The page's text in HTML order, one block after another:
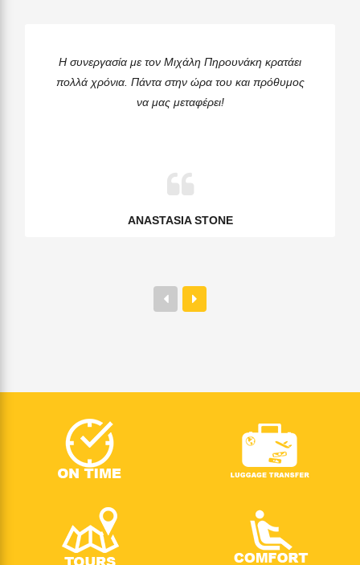
Η συνεργασία με τον Μιχάλη Πηρουνάκη κρατάει
πολλά χρόνια. Πάντα στην ώρα του και πρόθυμος
να μας μεταφέρει!
ANASTASIA STONE